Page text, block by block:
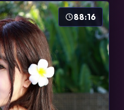
88:16